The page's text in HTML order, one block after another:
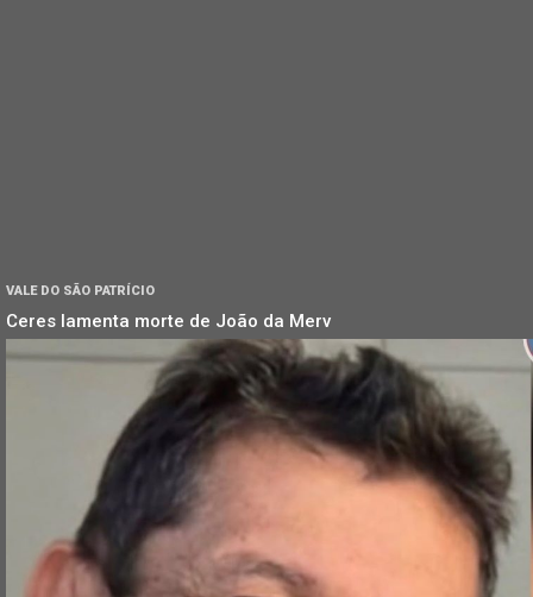
VALE DO SÃO PATRÍCIO
Ceres lamenta morte de João da Merv